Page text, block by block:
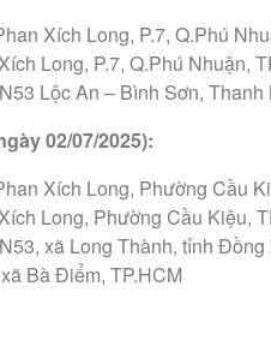
Xích Long, P.7, Q.Phú
Long, P.7, Q.Phú Nhuận,
N53 Lộc An – Bình Sơn,
02/07/2025):
Xích Long, Phường Cầu
Long, Phường Cầu Kiệu,
N53, xã Long Thành, tỉnh Đồng
Bà Điểm, TP.HCM